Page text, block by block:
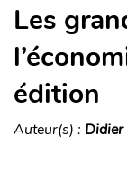
Les
édition
Auteur(s) : Didier